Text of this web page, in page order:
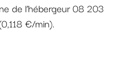
de l’hébergeur 08 203
€/min).